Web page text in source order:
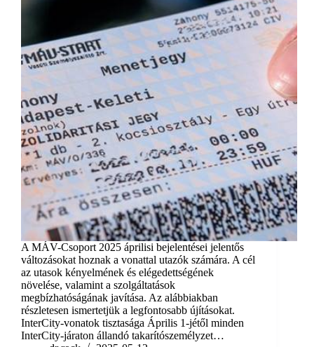
A MÁV-Csoport 2025 áprilisi bejelentései jelentős
változásokat hoznak a vonattal utazók számára. A cél
az utasok kényelmének és elégedettségének
növelése, valamint a szolgáltatások
megbízhatóságának javítása. Az alábbiakban
részletesen ismertetjük a legfontosabb újításokat.
InterCity-vonatok tisztasága Április 1-jétől minden
InterCity-járaton állandó takarítószemélyzet…